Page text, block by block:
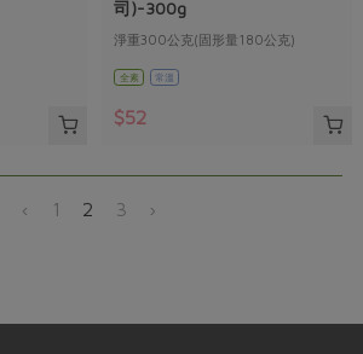
司)-300g
淨重300公克(固形量180公克)
全素 常溫
$52
‹ 1 2 3 ›